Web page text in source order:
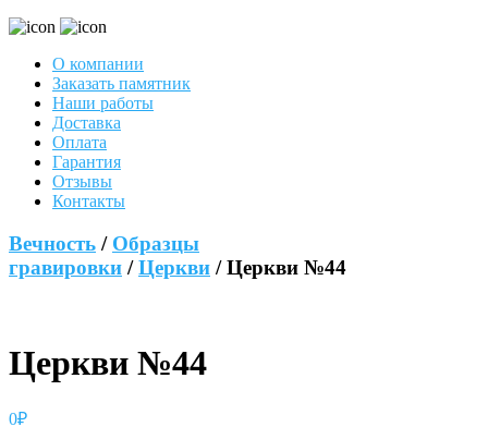
О компании
Заказать памятник
Наши работы
Доставка
Оплата
Гарантия
Отзывы
Контакты
Вечность / Образцы
гравировки /Церкви / Церкви №44
Церкви №44
0₽